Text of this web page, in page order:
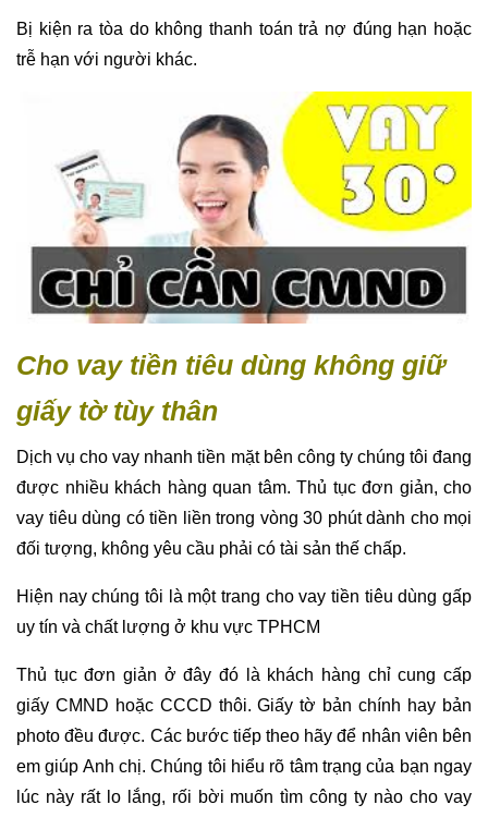
Bị kiện ra tòa do không thanh toán trả nợ đúng hạn hoặc
trễ hạn với người khác.
Cho vay tiền tiêu dùng không giữ
giấy tờ tùy thân
Dịch vụ cho vay nhanh tiền mặt bên công ty chúng tôi đang
được nhiều khách hàng quan tâm. Thủ tục đơn giản, cho
vay tiêu dùng có tiền liền trong vòng 30 phút dành cho mọi
đối tượng, không yêu cầu phải có tài sản thế chấp.
Hiện nay chúng tôi là một trang cho vay tiền tiêu dùng gấp
uy tín và chất lượng ở khu vực TPHCM
Thủ tục đơn giản ở đây đó là khách hàng chỉ cung cấp
giấy CMND hoặc CCCD thôi. Giấy tờ bản chính hay bản
photo đều được. Các bước tiếp theo hãy để nhân viên bên
em giúp Anh chị. Chúng tôi hiểu rõ tâm trạng của bạn ngay
lúc này rất lo lắng, rối bời muốn tìm công ty nào cho vay